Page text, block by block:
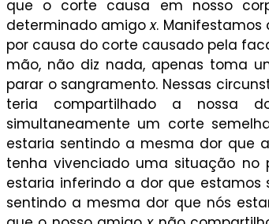
que o corte causa em nosso
determinado amigo x.
por causa do corte causado pela
mão, não diz nada, apenas toma
parar o sangramento. Nessas
teria compartilhado a nossa
simultaneamente um corte
estaria sentindo a mesma dor que
tenha vivenciado uma situação no
estaria inferindo a dor que estamos
sentindo a mesma dor que nós